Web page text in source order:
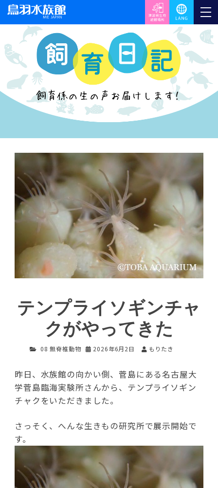
テンプライソギンチャ
クがやってきた
08 無脊椎動物 2026年6月2日 もりたき
昨日、水族館の向かい側、菅島にある名古屋大
学菅島臨海実験所さんから、テンプライソギン
チャクをいただきました。
さっそく、へんな生きもの研究所で展示開始で
す。